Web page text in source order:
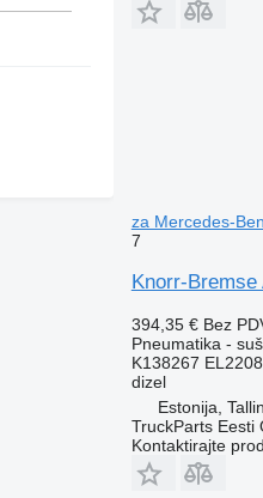
za Mercedes-
7
Knorr-
394,35 € Bez
Pneumatika -
K138267
dizel
Estonija,
TruckParts Eesti
Kontaktirajte